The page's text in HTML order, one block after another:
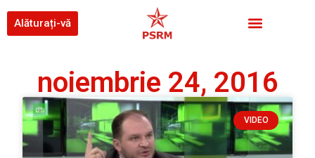
Alăturați-vă
noiembrie 24, 2016
VIDEO